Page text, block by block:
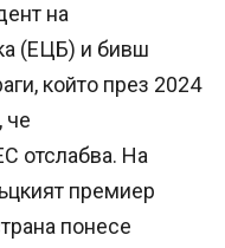
на
(ЕЦБ) и бивш
който през 2024
че
отслабва. На
премиер
понесе